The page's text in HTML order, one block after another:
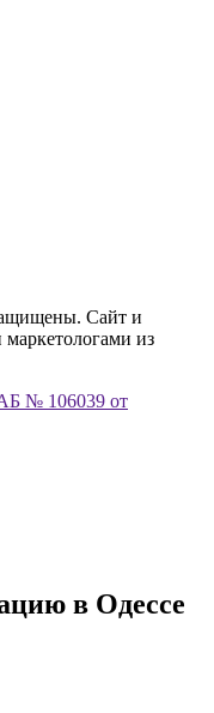
Сайт и
из
№ 106039 от
в Одессе